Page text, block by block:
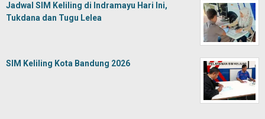
Jadwal SIM Keliling di Indramayu Hari Ini,
Tukdana dan Tugu Lelea
SIM Keliling Kota Bandung 2026